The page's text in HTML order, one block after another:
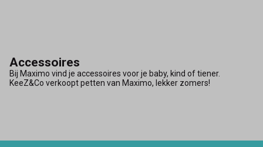
Accessoires
Bij Maximo vind je accessoires voor je baby, kind of tiener.
KeeZ&Co verkoopt petten van Maximo, lekker zomers!